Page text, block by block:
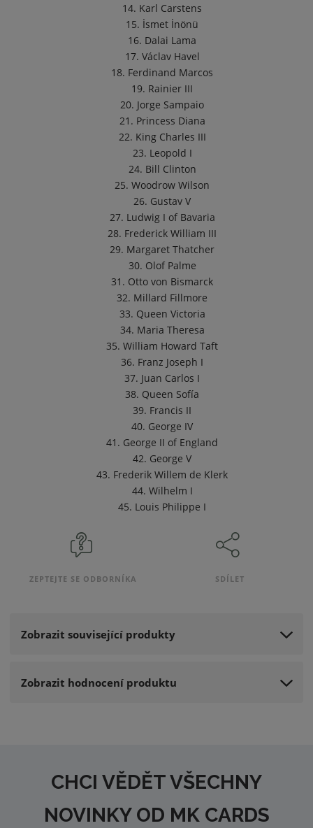
14. Karl Carstens
15. İsmet İnönü
16. Dalai Lama
17. Václav Havel
18. Ferdinand Marcos
19. Rainier III
20. Jorge Sampaio
21. Princess Diana
22. King Charles III
23. Leopold I
24. Bill Clinton
25. Woodrow Wilson
26. Gustav V
27. Ludwig I of Bavaria
28. Frederick William III
29. Margaret Thatcher
30. Olof Palme
31. Otto von Bismarck
32. Millard Fillmore
33. Queen Victoria
34. Maria Theresa
35. William Howard Taft
36. Franz Joseph I
37. Juan Carlos I
38. Queen Sofía
39. Francis II
40. George IV
41. George II of England
42. George V
43. Frederik Willem de Klerk
44. Wilhelm I
45. Louis Philippe I
ZEPTEJTE SE ODBORNÍKA SDÍLET
Zobrazit související produkty
Zobrazit hodnocení produktu
CHCI VĚDĚT VŠECHNY
NOVINKY OD MK CARDS